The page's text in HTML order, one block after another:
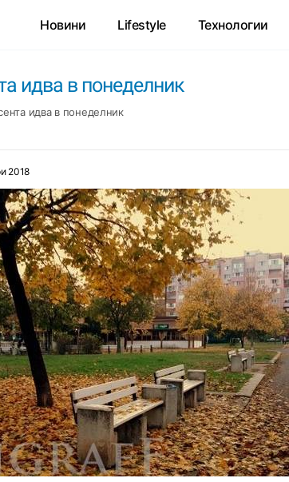
Новини Lifestyle Технологии
идва в понеделник
идва в понеделник
2018